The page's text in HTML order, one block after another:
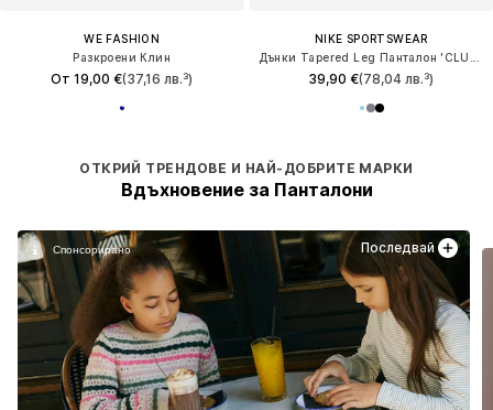
WE FASHION
Разкроени Клин
От 19,00 €(37,16 лв.³)
ОТКРИЙ ТРЕНДОВЕ И НАЙ-ДОБРИТЕ МАРКИ
Вдъхновение за Панталони
Последвай
NIKE SPORTSWEAR
39,90 €(78,04 лв.³)